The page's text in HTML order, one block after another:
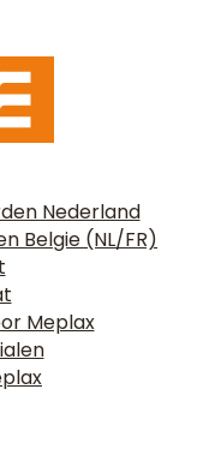
Nederland
Belgie (NL/FR)
Meplax